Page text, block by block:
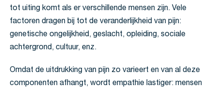
tot uiting komt als er verschillende mensen zijn. Vele
factoren dragen bij tot de veranderlijkheid van pijn:
genetische ongelijkheid, geslacht, opleiding, sociale
achtergrond, cultuur, enz.
Omdat de uitdrukking van pijn zo varieert en van al deze
componenten afhangt, wordt empathie lastiger: mensen